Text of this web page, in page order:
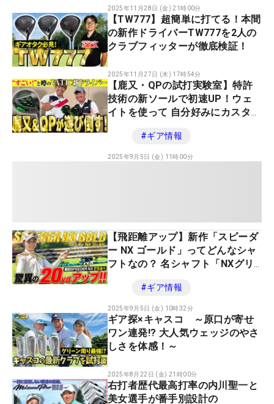
2025年11月28日 (金) 21時00分
【TW777】超簡単に打てる！本間
の新作ドライバーTW777を2人の
クラブフィッターが徹底検証！
2025年11月27日 (木) 17時54分
【鹿又・QPの試打実験室】特許
技術の新ソールで初速UP！ウェ
イトを使って 自分好みにカスタマ
能性、無限大！
#ギア情報
2025年9月5日 (金) 11時00分
【飛距離アップ】新作「スピーダ
ー NX ゴールド」ってどんなシャ
フトなの？ 名シャフト「NXグリ
クラレンジャー再び】 #SPEEDER
#フジクラ #ドライバー
#ギア情報
2025年9月5日 (金) 10時32分
ギア探×キャスコ ～原口が寄せ
ワン連発!? 大人気ウェッジのやさ
しさを体感！～
2025年8月22日 (金) 21時00分
右打者歴代最高打率の内川聖一と
美女選手が番手別設計の